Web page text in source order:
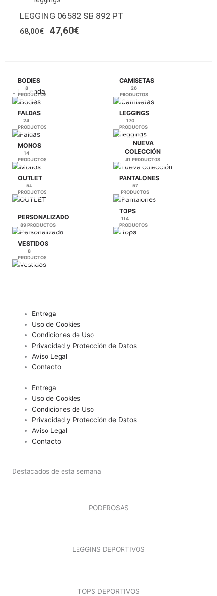
de
múltiples
la
producto
LEGGING 06582 SB 892 PT
68,00€
precio
original
era:
68,00€.
47,60€
precio
actual
Tienda
BODIES
8
PRODUCTOS
CAMISETAS
26
PRODUCTOS
FALDAS
24
PRODUCTOS
LEGGINGS
170
PRODUCTOS
MONOS
14
PRODUCTOS
NUEVA
COLECCIÓN
41 PRODUCTOS
OUTLET
54
PRODUCTOS
PANTALONES
57
PRODUCTOS
PERSONALIZADO
89 PRODUCTOS
TOPS
114
PRODUCTOS
VESTIDOS
8
PRODUCTOS
Entrega
Uso de Cookies
Condiciones de Uso
Privacidad y Protección de Datos
Aviso Legal
Contacto
Entrega
Uso de Cookies
Condiciones de Uso
Privacidad y Protección de Datos
Aviso Legal
Contacto
Destacados de esta semana
PODEROSAS
LEGGINS DEPORTIVOS
TOPS DEPORTIVOS